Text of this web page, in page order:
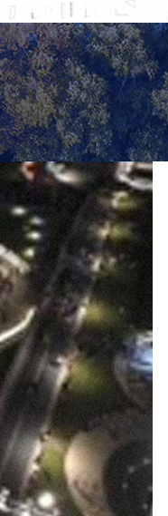
B1会议室成功举行。项
学研究院有限公司作为
为课题五承担单位，中
院有限公司、住房和城
业化发展中心、西安
京绿建软件股份有限
筑科学研究院有限公司
题负责人为实验室固定
。项目承担单位中国建
限公司科技标准管理部
人于震，中国建筑科学
德宇研究员、李怀研
；会议主办方我院副院
。会议成立了由国家
创新中心顾问总工程
家郝军为组长，浙江大
王竹教授、中国建筑学
业委员会宋德萱教授、
筑学院王静教授、北京
城市规划学院陈光教
碳智慧城市公司总经理
建筑学院刘魁星副教授
专家组。课题负责人
内的项目